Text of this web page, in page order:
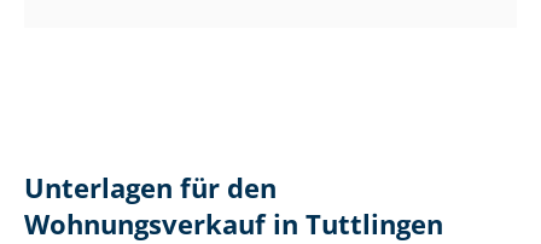
Unterlagen für den
Wohnungsverkauf in Tuttlingen